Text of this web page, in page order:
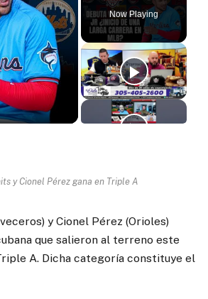
Now Playing
y Cionel Pérez gana en Triple A
y Cionel Pérez (Orioles)
que salieron al terreno este
A. Dicha categoría constituye el